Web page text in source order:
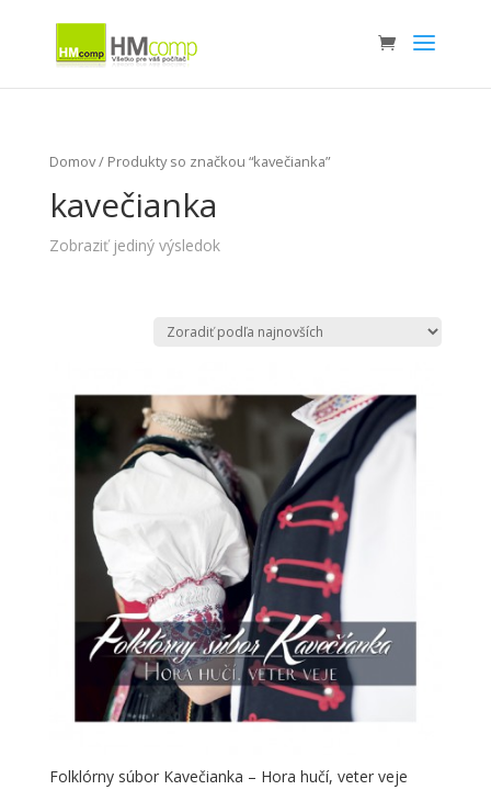
Domov/ Produkty so značkou “kavečianka”
kavečianka
Zobraziť jediný výsledok
Folklórny súbor Kavečianka – Hora hučí, veter veje